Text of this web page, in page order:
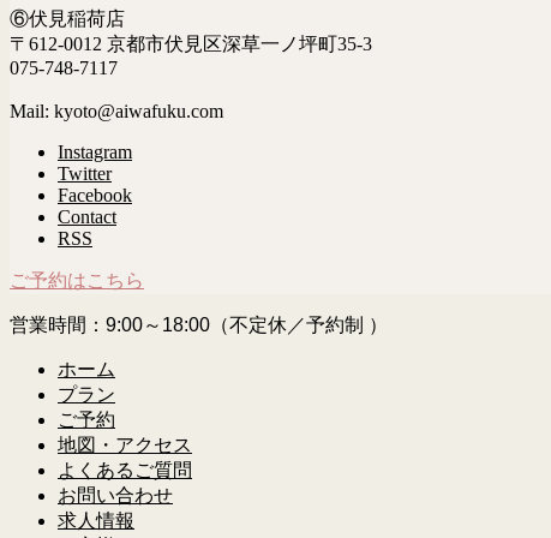
⑥伏見稲荷店
〒612-0012 京都市伏見区深草一ノ坪町35-3
075-748-7117
Mail: kyoto@aiwafuku.com
Instagram
Twitter
Facebook
Contact
RSS
ご予約はこちら
営業時間：9:00～18:00（不定休／予約制 ）
ホーム
プラン
ご予約
地図・アクセス
よくあるご質問
お問い合わせ
求人情報